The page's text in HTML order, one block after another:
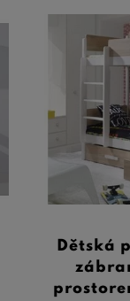
Dětská